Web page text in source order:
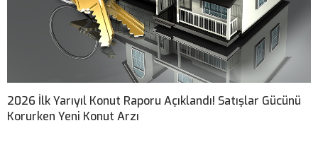
2026 İlk Yarıyıl Konut Raporu Açıklandı! Satışlar Gücünü
Korurken Yeni Konut Arzı